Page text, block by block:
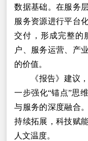
数据基础。在服务
服务资源进行平台
交付，形成完整的
户、服务运营、产
的价值。
《报告》建议
一步强化“锚点”思
与服务的深度融合
持续拓展，科技赋
人文温度。